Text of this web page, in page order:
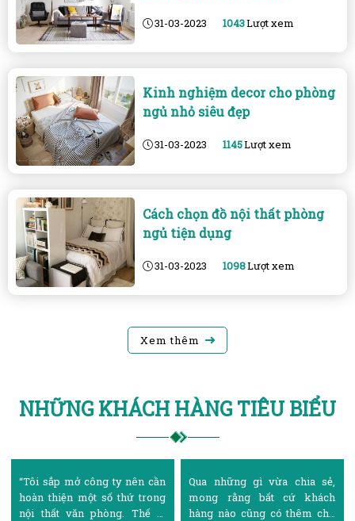
31-03-2023 1043Lượt xem
Kinh nghiệm decor cho phòng
ngủ nhỏ siêu đẹp
31-03-2023 1145Lượt xem
Cách chọn đồ nội thất phòng
ngủ tiện dụng
31-03-2023 1098Lượt xem
Xem thêm
NHỮNG KHÁCH HÀNG TIÊU BIỂU
Qua những gì vừa chia sẻ,
mong rằng bất cứ khách
hàng nào cũng có thêm cho
“Ngày xưa, lúc mời lập gia
đình, tôi luôn ước mơ mình có
căn nhà đủ rộng và khang